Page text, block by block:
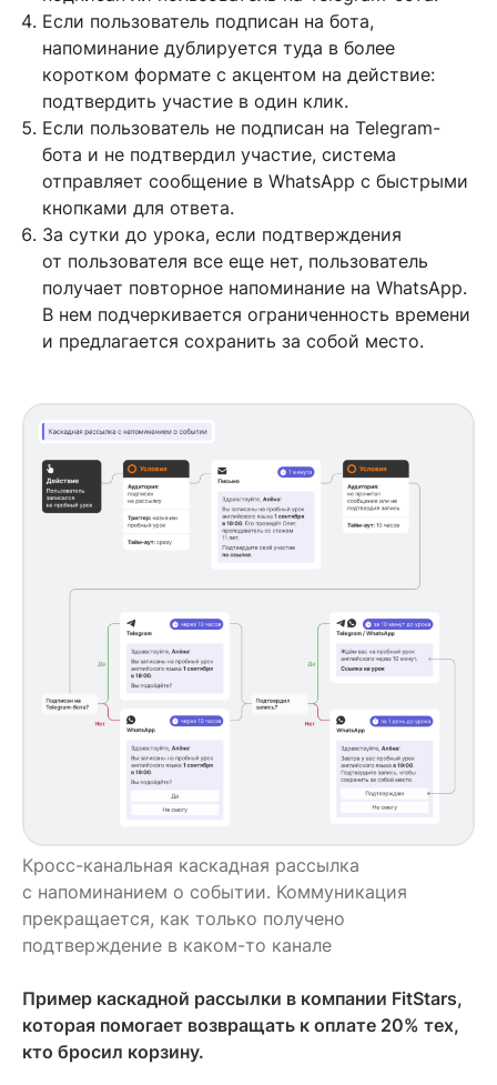
Если пользователь подписан на бота,
напоминание дублируется туда в более
коротком формате с акцентом на действие:
подтвердить участие в один клик.
Если пользователь не подписан на Telegram-
бота и не подтвердил участие, система
отправляет сообщение в WhatsApp c быстрыми
кнопками для ответа.
За сутки до урока, если подтверждения
от пользователя все еще нет, пользователь
получает повторное напоминание на WhatsApp.
В нем подчеркивается ограниченность времени
и предлагается сохранить за собой место.
Кросс-канальная каскадная рассылка
с напоминанием о событии. Коммуникация
прекращается, как только получено
подтверждение в каком-то канале
Пример каскадной рассылки в компании FitStars,
которая помогает возвращать к оплате 20% тех,
кто бросил корзину.